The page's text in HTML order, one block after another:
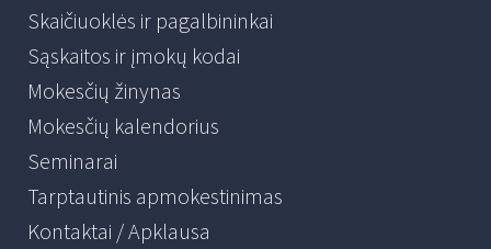
Skaičiuoklės ir pagalbininkai
Sąskaitos ir įmokų kodai
Mokesčių žinynas
Mokesčių kalendorius
Seminarai
Tarptautinis apmokestinimas
Kontaktai / Apklausa